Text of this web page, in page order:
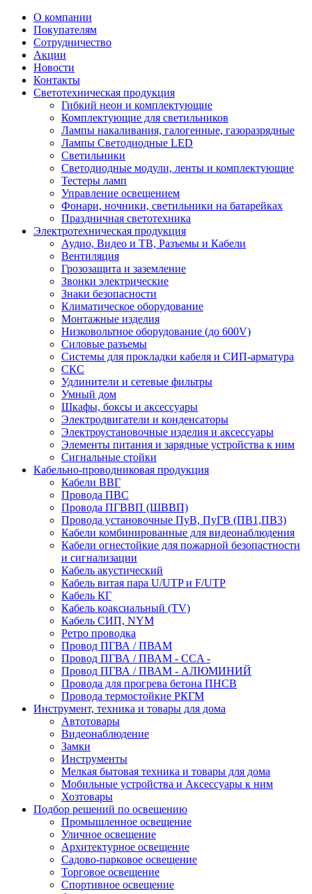
О компании
Покупателям
Сотрудничество
Акции
Новости
Контакты
Светотехническая продукция
Гибкий неон и комплектующие
Комплектующие для светильников
Лампы накаливания, галогенные, газоразрядные
Лампы Светодиодные LED
Светильники
Светодиодные модули, ленты и комплектующие
Тестеры ламп
Управление освещением
Фонари, ночники, светильники на батарейках
Праздничная светотехника
Электротехническая продукция
Аудио, Видео и ТВ, Разъемы и Кабели
Вентиляция
Грозозащита и заземление
Звонки электрические
Знаки безопасности
Климатическое оборудование
Монтажные изделия
Низковольтное оборудование (до 600V)
Силовые разъемы
Системы для прокладки кабеля и СИП-арматура
СКС
Удлинители и сетевые фильтры
Умный дом
Шкафы, боксы и аксессуары
Электродвигатели и конденсаторы
Электроустановочные изделия и аксессуары
Элементы питания и зарядные устройства к ним
Сигнальные стойки
Кабельно-проводниковая продукция
Кабели ВВГ
Провода ПВС
Провода ПГВВП (ШВВП)
Провода установочные ПуВ, ПуГВ (ПВ1,ПВ3)
Кабели комбинированные для видеонаблюдения
Кабели огнестойкие для пожарной безопастности
и сигнализации
Кабель акустический
Кабель витая пара U/UTP и F/UTP
Кабель КГ
Кабель коаксиальный (TV)
Кабель СИП, NYM
Ретро проводка
Провод ПГВА / ПВАМ
Провод ПГВА / ПВАМ - CCA -
Провод ПГВА / ПВАМ - АЛЮМИНИЙ
Провода для прогрева бетона ПНСВ
Провода термостойкие РКГМ
Инструмент, техника и товары для дома
Автотовары
Видеонаблюдение
Замки
Инструменты
Мелкая бытовая техника и товары для дома
Мобильные устройства и Аксессуары к ним
Хозтовары
Подбор решений по освещению
Промышленное освещение
Уличное освещение
Архитектурное освещение
Садово-парковое освещение
Торговое освещение
Спортивное освещение